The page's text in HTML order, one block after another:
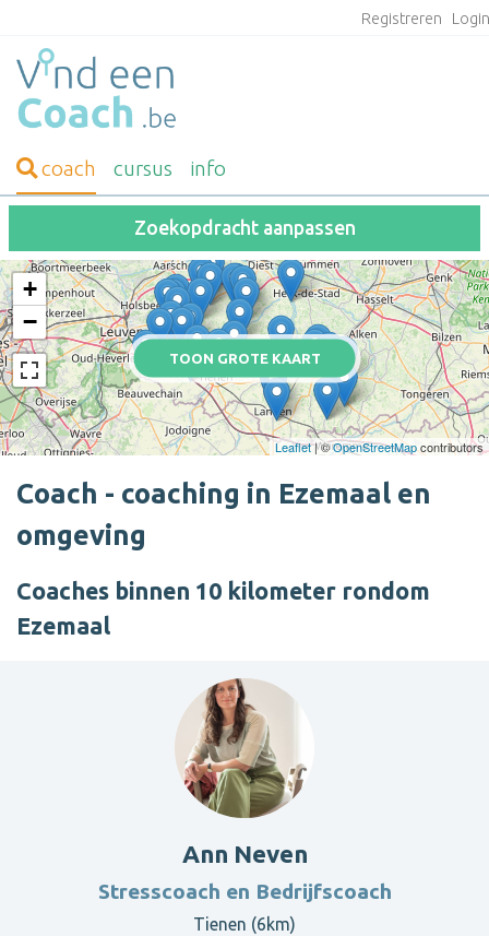
Registreren
coach cursus info
Zoekopdracht aanpassen
TOON GROTE KAART
+
−
Leaflet| ©OpenStreetMapcontributors
Coach - coaching in Ezemaal en
omgeving
Coaches binnen 10 kilometer rondom
Ezemaal
Ann Neven
Stresscoach en Bedrijfscoach
Tienen (6km)